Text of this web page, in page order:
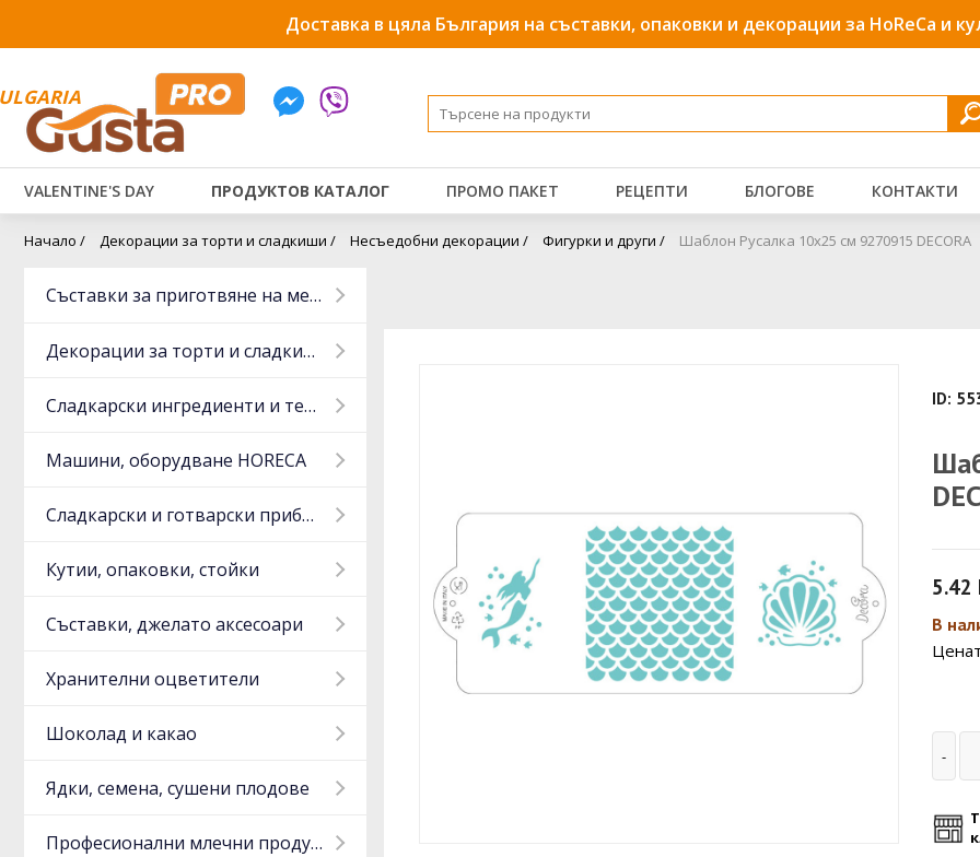
Доставка в цяла България на съставки, опаковки и декорации за HoReCa и
VALENTINE'S DAY ПРОДУКТОВ КАТАЛОГ ПРОМО ПАКЕТ РЕЦЕПТИ БЛОГОВЕ КОНТАКТИ
Начало / Декорации за торти и сладкиши / Несъедобни декорации / Фигурки и други / Шаблон Русалка 10x25 см 9270915 DECORA
Съставки за приготвяне на месо
Декорации за торти и сладкиши
Сладкарски ингредиенти и тестени изделия
Машини, оборудване HORECA
Сладкарски и готварски прибори
Кутии, опаковки, стойки
Съставки, джелато аксесоари
Хранителни оцветители
Шоколад и какао
Ядки, семена, сушени плодове
Професионални млечни продукти
ID:
5.42
В